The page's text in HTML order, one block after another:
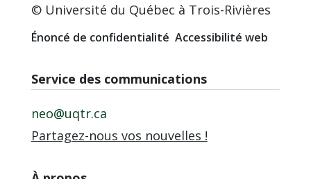
© Université du Québec à Trois-Rivières
Énoncé de confidentialité Accessibilité web
Service des communications
neo@uqtr.ca
Partagez-nous vos nouvelles !